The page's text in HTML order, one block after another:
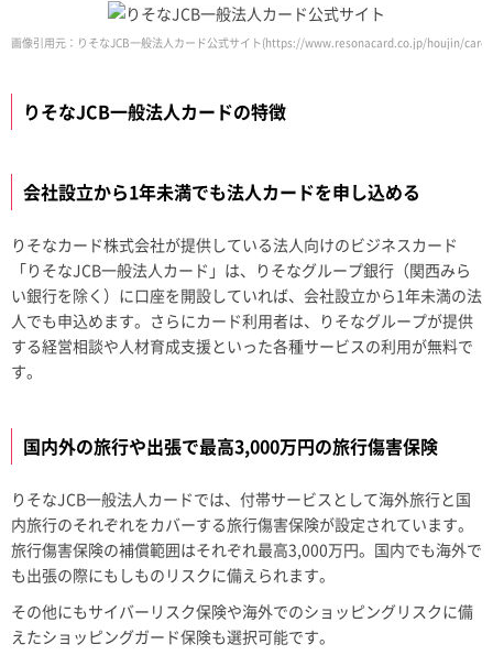
画像引用元：りそなJCB一般法人カード公式サイト(https://www.resonacard.co.jp/houjin/
りそなJCB一般法人カードの特徴
会社設立から1年未満でも法人カードを申し込める
りそなカード株式会社が提供している法人向けのビジネスカード
「りそなJCB一般法人カード」は、りそなグループ銀行（関西みら
い銀行を除く）に口座を開設していれば、会社設立から1年未満の法
人でも申込めます。さらにカード利用者は、りそなグループが提供
する経営相談や人材育成支援といった各種サービスの利用が無料で
す。
国内外の旅行や出張で最高3,000万円の旅行傷害保険
りそなJCB一般法人カードでは、付帯サービスとして海外旅行と国
内旅行のそれぞれをカバーする旅行傷害保険が設定されています。
旅行傷害保険の補償範囲はそれぞれ最高3,000万円。国内でも海外で
も出張の際にもしものリスクに備えられます。
その他にもサイバーリスク保険や海外でのショッピングリスクに備
えたショッピングガード保険も選択可能です。